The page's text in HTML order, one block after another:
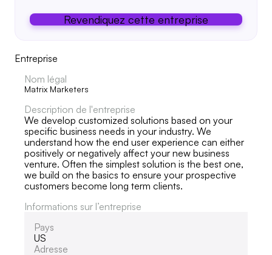
Revendiquez cette entreprise
Entreprise
Nom légal
Matrix Marketers
Description de l'entreprise
We develop customized solutions based on your
specific business needs in your industry. We
understand how the end user experience can either
positively or negatively affect your new business
venture. Often the simplest solution is the best one,
we build on the basics to ensure your prospective
customers become long term clients.
Informations sur l’entreprise
Pays
US
Adresse